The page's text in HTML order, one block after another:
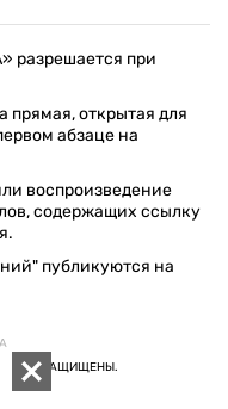
разрешается при
прямая, открытая для
абзаце на
воспроизведение
содержащих ссылку
публикуются на
ПРАВА ЗАЩИЩЕНЫ.